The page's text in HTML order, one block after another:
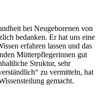
bei Neugeborenen von
bedanken. Er hat uns eine
erfahren lassen und das
Mütterpflegerinnen gut
Struktur, sehr
zu vermitteln, hat
gemacht.